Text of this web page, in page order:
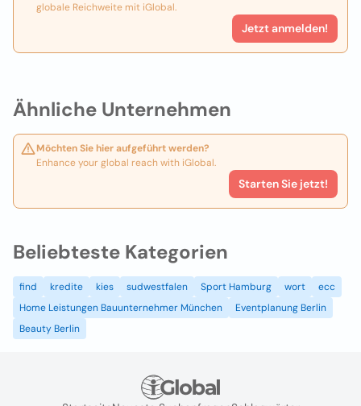
Ähnliche Unternehmen
Möchten Sie hier aufgeführt werden?
Enhance your global reach with iGlobal.
Starten Sie jetzt!
globale Reichweite mit iGlobal.
Jetzt anmelden!
Beliebteste Kategorien
find kredite kies sudwestfalen Sport Hamburg wort
ecc
Home Leistungen Bauunternehmer München
Eventplanung Berlin
Beauty Berlin